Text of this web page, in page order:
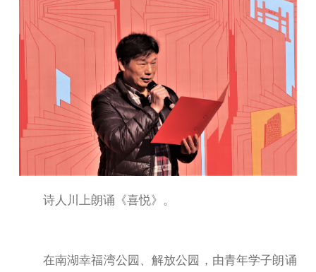
诗人川上朗诵《喜悦》。
在南湖幸福湾公园、解放公园，由青年学子朗诵